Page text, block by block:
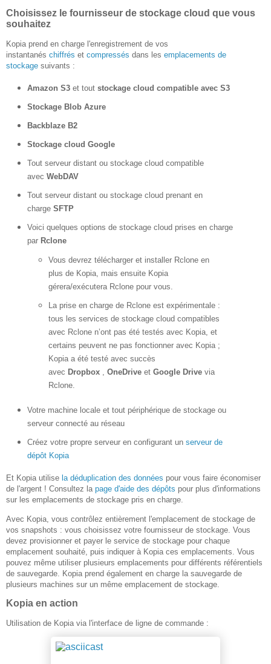
Choisissez le fournisseur de stockage cloud que vous
souhaitez
Kopia prend en charge l'enregistrement de vos
instantanés chiffrés et compressés dans les emplacements de
stockage suivants :
Amazon S3 et tout stockage cloud compatible avec S3
Stockage Blob Azure
Backblaze B2
Stockage cloud Google
Tout serveur distant ou stockage cloud compatible
avec WebDAV
Tout serveur distant ou stockage cloud prenant en
charge SFTP
Voici quelques options de stockage cloud prises en charge
par Rclone
Vous devrez télécharger et installer Rclone en
plus de Kopia, mais ensuite Kopia
gérera/exécutera Rclone pour vous.
La prise en charge de Rclone est expérimentale :
tous les services de stockage cloud compatibles
avec Rclone n’ont pas été testés avec Kopia, et
certains peuvent ne pas fonctionner avec Kopia ;
Kopia a été testé avec succès
avec Dropbox , OneDrive et Google Drive via
Rclone.
Votre machine locale et tout périphérique de stockage ou
serveur connecté au réseau
Créez votre propre serveur en configurant un serveur de
dépôt Kopia
Et Kopia utilise la déduplication des données pour vous faire économiser
de l'argent ! Consultez la page d'aide des dépôts pour plus d'informations
sur les emplacements de stockage pris en charge.
Avec Kopia, vous contrôlez entièrement l'emplacement de stockage de
vos snapshots : vous choisissez votre fournisseur de stockage. Vous
devez provisionner et payer le service de stockage pour chaque
emplacement souhaité, puis indiquer à Kopia ces emplacements. Vous
pouvez même utiliser plusieurs emplacements pour différents référentiels
de sauvegarde. Kopia prend également en charge la sauvegarde de
plusieurs machines sur un même emplacement de stockage.
Kopia en action
Utilisation de Kopia via l'interface de ligne de commande :